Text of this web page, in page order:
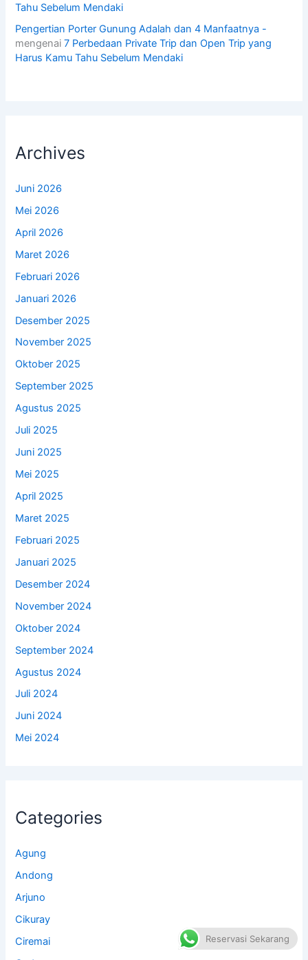
Tahu Sebelum Mendaki
Pengertian Porter Gunung Adalah dan 4 Manfaatnya -
mengenai7 Perbedaan Private Trip dan Open Trip yang
Harus Kamu Tahu Sebelum Mendaki
Archives
Juni 2026
Mei 2026
April 2026
Maret 2026
Februari 2026
Januari 2026
Desember 2025
November 2025
Oktober 2025
September 2025
Agustus 2025
Juli 2025
Juni 2025
Mei 2025
April 2025
Maret 2025
Februari 2025
Januari 2025
Desember 2024
November 2024
Oktober 2024
September 2024
Agustus 2024
Juli 2024
Juni 2024
Mei 2024
Categories
Agung
Andong
Arjuno
Cikuray
Ciremai
Reservasi Sekarang